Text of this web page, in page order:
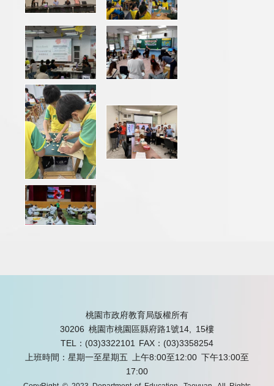
桃園市政府教育局版權所有
30206 桃園市桃園區縣府路1號14, 15樓
TEL：(03)3322101
FAX：(03)3358254
上班時間：星期一至星期五 上午8:00至12:00 下午13:00至
17:00